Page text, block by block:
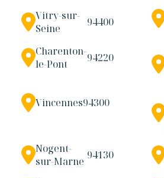
Vitry-sur-
Seine
94400
Charenton-
le-Pont
94220
Vincennes94300
Nogent-
sur-Marne 94130